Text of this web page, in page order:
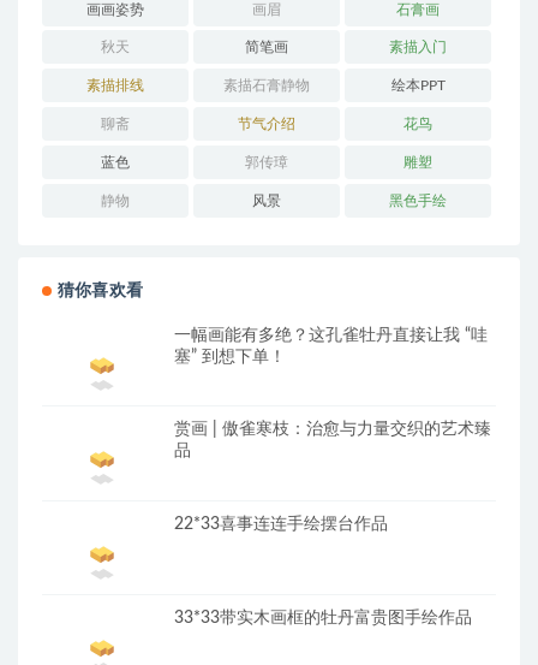
画画姿势 画眉 石膏画
秋天 简笔画 素描入门
素描排线 素描石膏静物 绘本PPT
聊斋 节气介绍 花鸟
蓝色 郭传璋 雕塑
静物 风景 黑色手绘
猜你喜欢看
一幅画能有多绝？这孔雀牡丹直接让我 “哇
塞” 到想下单！
赏画 | 傲雀寒枝：治愈与力量交织的艺术臻
品
22*33喜事连连手绘摆台作品
33*33带实木画框的牡丹富贵图手绘作品